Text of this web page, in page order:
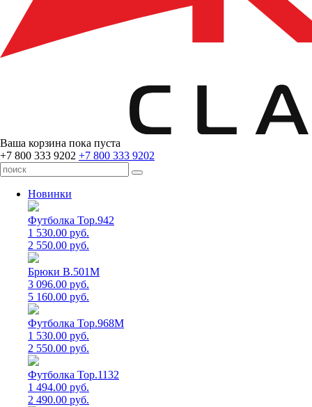
Ваша корзина пока пуста
+7 800 333 9202 +7 800 333 9202
Новинки
Футболка Top.942
1 530.00 руб.
2 550.00 руб.
Брюки B.501M
3 096.00 руб.
5 160.00 руб.
Футболка Top.968M
1 530.00 руб.
2 550.00 руб.
Футболка Top.1132
1 494.00 руб.
2 490.00 руб.